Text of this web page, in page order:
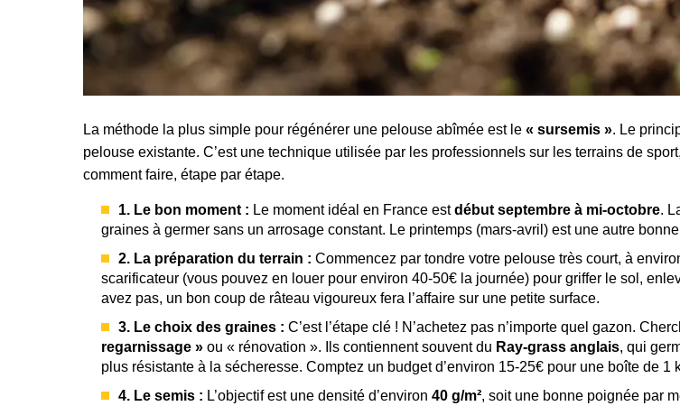
La méthode la plus simple pour régénérer une pelouse abîmée est le « sursemis ». Le
pelouse existante. C’est une technique utilisée par les professionnels sur les terrains de
comment faire, étape par étape.
1. Le bon moment : Le moment idéal en France estdébut septembre à mi-octobre.
graines à germer sans un arrosage constant. Le printemps (mars-avril) est une autre
2. La préparation du terrain : Commencez par tondre votre pelouse très court, à
scarificateur (vous pouvez en louer pour environ 40-50€ la journée) pour griffer le sol,
avez pas, un bon coup de râteau vigoureux fera l’affaire sur une petite surface.
3. Le choix des graines : C’est l’étape clé ! N’achetez pas n’importe quel gazon.
regarnissage » ou « rénovation ». Ils contiennent souvent du Ray-grass anglais, qui
plus résistante à la sécheresse. Comptez un budget d’environ 15-25€ pour une boîte de 1
4. Le semis : L’objectif est une densité d’environ 40 g/m², soit une bonne poignée par